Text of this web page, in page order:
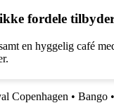
fordele
en hyggelig café
Copenhagen • Bango •